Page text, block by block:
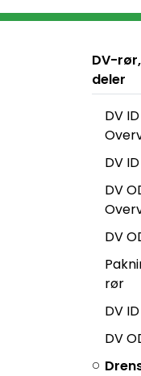
DV-
deler
DV ID
DV
DV
DV
rør
DV
DV